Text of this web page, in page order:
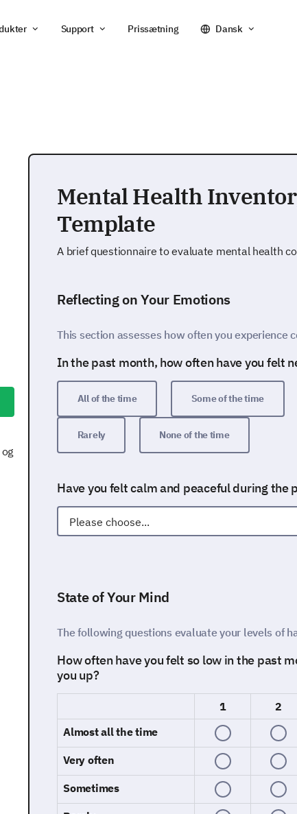
Support Prissætning Dansk
Mental Health
Template
A brief questionnaire to evaluate mental health
Reflecting on Your Emotions
This section assesses how often you experience
In the past month, how often have you felt
All of the time Some of the time
Rarely None of the time
Have you felt calm and peaceful during the
State of Your Mind
The following questions evaluate your levels of
How often have you felt so low in the past
you up?
1 2
Almost all the time
Very often
Sometimes